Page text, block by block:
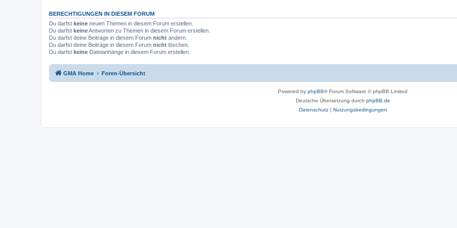
r
BERECHTIGUNGEN IN DIESEM FORUM
Du darfst keine neuen Themen in diesem Forum erstellen.
Du darfst keineAntworten zu Themen in diesem Forum erstellen.
Du darfst deine Beiträge in diesem Forum nicht ändern.
Du darfst deine Beiträge in diesem Forum nicht löschen.
Du darfst keine Dateianhänge in diesem Forum erstellen.
GMA Home Foren-Übersicht
Powered by phpBB® Forum Software © phpBB Limited
Deutsche Übersetzung durch phpBB.de
Datenschutz| Nutzungsbedingungen